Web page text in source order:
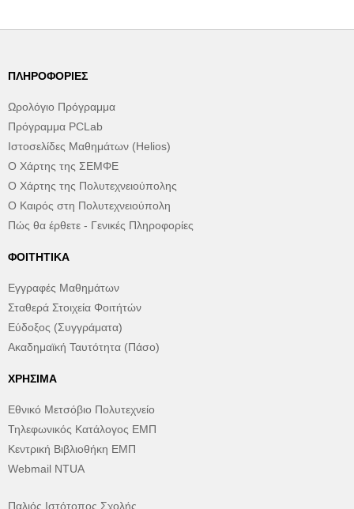
ΠΛΗΡΟΦΟΡΊΕΣ
Ωρολόγιο Πρόγραμμα
Πρόγραμμα PCLab
Ιστοσελίδες Μαθημάτων (Helios)
Ο Χάρτης της ΣΕΜΦΕ
Ο Χάρτης της Πολυτεχνειούπολης
Ο Καιρός στη Πολυτεχνειούπολη
Πώς θα έρθετε - Γενικές Πληροφορίες
ΦΟΙΤΗΤΙΚΆ
Εγγραφές Μαθημάτων
Σταθερά Στοιχεία Φοιτήτών
Εύδοξος (Συγγράματα)
Ακαδημαϊκή Ταυτότητα (Πάσο)
ΧΡΉΣΙΜΑ
Εθνικό Μετσόβιο Πολυτεχνείο
Τηλεφωνικός Κατάλογος ΕΜΠ
Κεντρική Βιβλιοθήκη ΕΜΠ
Webmail NTUA
Παλιός Ιστότοπος Σχολής